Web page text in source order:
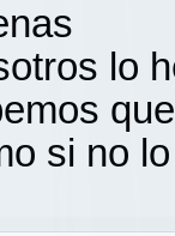
lo
si no